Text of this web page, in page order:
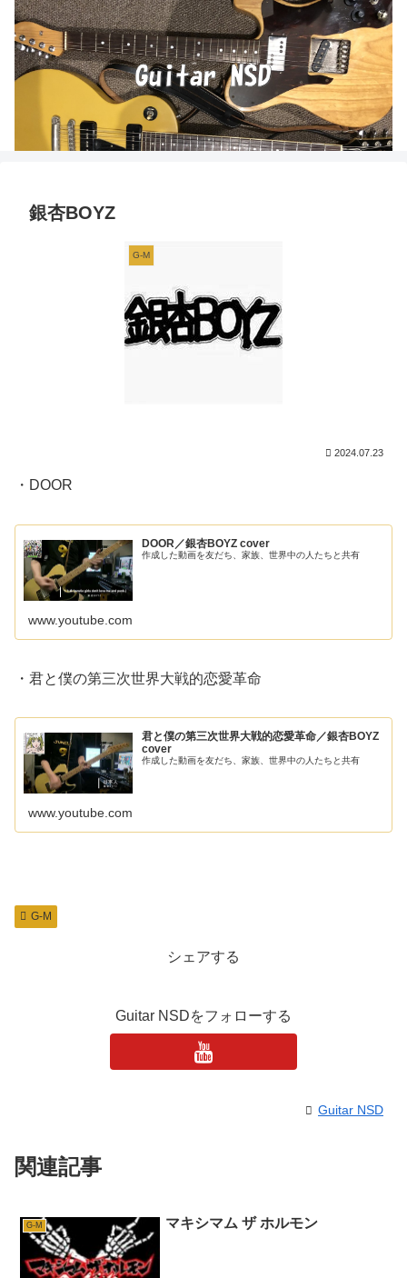
銀杏BOYZ
G-M
2024.07.23
・DOOR
DOOR／銀杏BOYZ cover
作成した動画を友だち、家族、世界中の人たちと共有
www.youtube.com
・君と僕の第三次世界大戦的恋愛革命
君と僕の第三次世界大戦的恋愛革命／銀杏BOYZ
cover
作成した動画を友だち、家族、世界中の人たちと共有
www.youtube.com
G-M
シェアする
Guitar NSDをフォローする
Guitar NSD
関連記事
G-M マキシマム ザ ホルモン